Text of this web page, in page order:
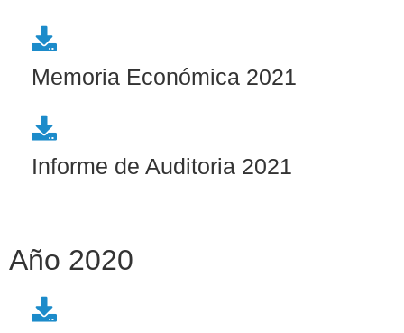
Memoria Económica 2021
Informe de Auditoria 2021
Año 2020